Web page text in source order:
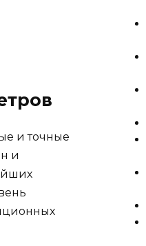
и точные
и